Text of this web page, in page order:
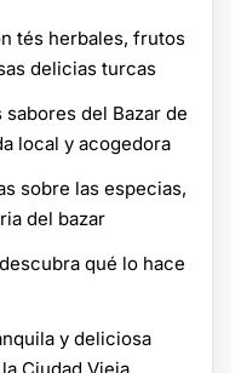
tés herbales, frutos
delicias turcas
del Bazar de
local y acogedora
sobre las especias,
del bazar
qué lo hace
y deliciosa